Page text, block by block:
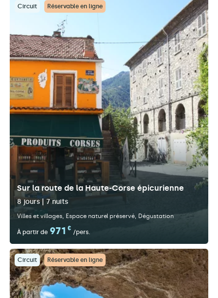
Circuit Réservable en ligne
Sur la route de la Haute-Corse épicurienne
8 jours | 7 nuits
Villes et villages Espace naturel préservé Dégustation
À partir de 971 €
/pers.
Circuit Réservable en ligne